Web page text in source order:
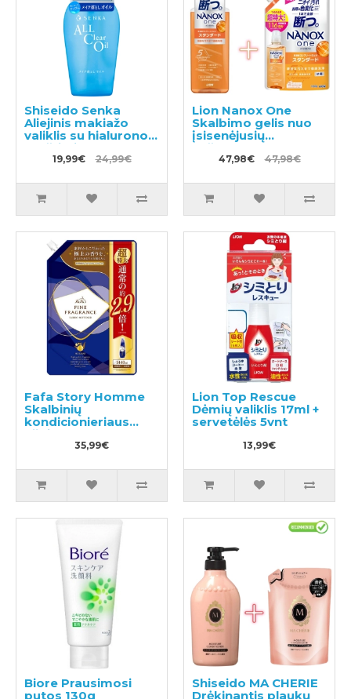
Shiseido Senka
Aliejinis makiažo
valiklis su hialurono
rūgštimi 230ml
19,99€ 24,99€
Lion Nanox One
Skalbimo gelis nuo
įsisenėjusių
nešvarumų 640g +
užpildas 1160g
47,98€ 47,98€
Fafa Story Homme
Skalbinių
kondicionieriaus
užpildas 1440ml
35,99€
Lion Top Rescue
Dėmių valiklis 17ml +
servetėlės 5vnt
13,99€
Biore Prausimosi
putos 130g
Shiseido MA CHERIE
Drėkinantis plaukų